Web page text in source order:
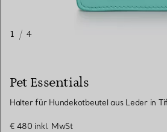
1 / 4
Pet Essentials
Halter für Hundekotbeutel aus Leder in
€ 480 inkl. MwSt